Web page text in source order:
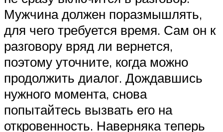
Мужчина должен поразмышлять,
для чего требуется время. Сам он к
разговору вряд ли вернется,
поэтому уточните, когда можно
продолжить диалог. Дождавшись
нужного момента, снова
попытайтесь вызвать его на
откровенность. Наверняка теперь